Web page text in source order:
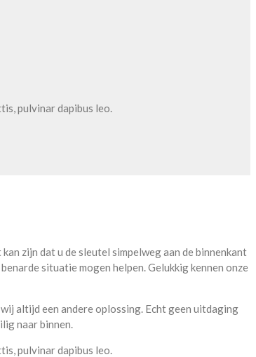
pulvinar dapibus leo.
zijn dat u de sleutel simpelweg aan de binnenkant
situatie mogen helpen. Gelukkig kennen onze
altijd een andere oplossing. Echt geen uitdaging
naar binnen.
pulvinar dapibus leo.